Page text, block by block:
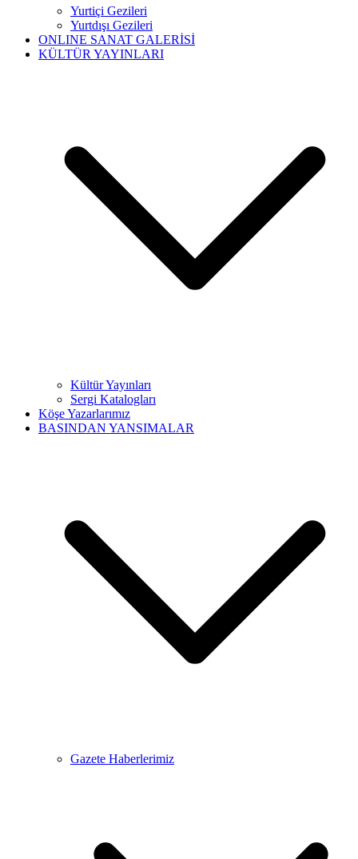
Yurtiçi Gezileri
Yurtdışı Gezileri
ONLINE SANAT GALERİSİ
KÜLTÜR YAYINLARI
Kültür Yayınları
Sergi Katalogları
Köşe Yazarlarımız
BASINDAN YANSIMALAR
Gazete Haberlerimiz